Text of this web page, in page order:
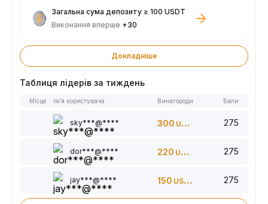
Загальна сума депозиту ≥ 100 USDT
Виконання вперше +30
Докладніше
Таблиця лідерів за тиждень
Місце Ім’я користувача Винагороди Бали
sky***@**** 300 USDT 275
dor***@**** 220 USDT 275
jay***@**** 150 USDT 275